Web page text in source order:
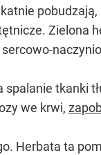
Zielona
spalanie tkanki
we krwi,
Herbata ta